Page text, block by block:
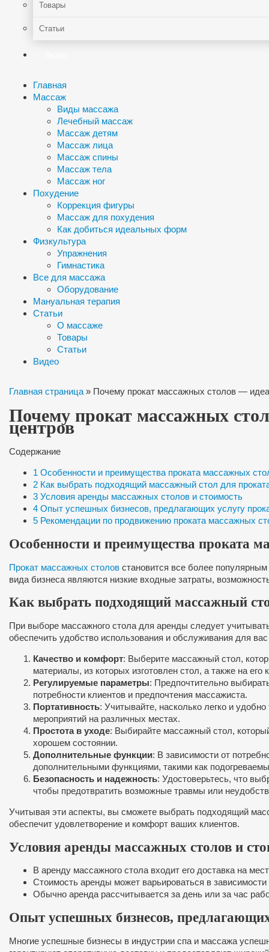
Товары
Статьи
Главная
Массаж
Виды массажа
Лечебный массаж
Массаж детям
Массаж лица
Массаж спины
Массаж тела
Массаж ног
Похудение
Коррекция фигуры
Массаж для похудения
Как добиться идеальных форм
Физкультура
Упражнения
Гимнастика
Все для массажа
Оборудование
Мануальная терапия
Статьи
О массаже
Товары
Статьи
Видео
Главная страница » Почему прокат массажных столов —
Почему прокат массажных
центров
Содержание
1 Особенности и преимущества проката массажных
2 Как выбрать подходящий массажный стол для
3 Условия аренды массажных столов и стоимость
4 Опыт успешных бизнесов, предлагающих услугу
5 Рекомендации по продвижению проката массажных
Особенности и преимущества проката
Прокат массажных столов становится все более
вида бизнеса являются низкие входные затраты,
Как выбрать подходящий массажный
При выборе массажного стола для аренды следует
обеспечить удобство использования и обслуживания для
Качество и комфорт: Выберите массажный стол,
материалы, из которых изготовлен стол, а также на его
Регулируемые параметры: Предпочтительно
потребности клиентов и предпочтения массажиста.
Портативность: Учитывайте, насколько легко и
мероприятий на различных местах.
Простота в уходе: Выбирайте массажный стол,
хорошем состоянии.
Дополнительные функции: В зависимости от
дополнительными функциями, такими как
Безопасность и надежность: Удостоверьтесь, что
чтобы предотвратить возможные травмы или
Учитывая эти аспекты, вы сможете выбрать подходящий
обеспечит удовлетворение и комфорт ваших клиентов.
Условия аренды массажных столов и
В аренду массажного стола входит его доставка на
Стоимость аренды может варьироваться в
Обычно аренда рассчитывается за день или за час
Опыт успешных бизнесов,
Многие успешные бизнесы в индустрии спа и массажа